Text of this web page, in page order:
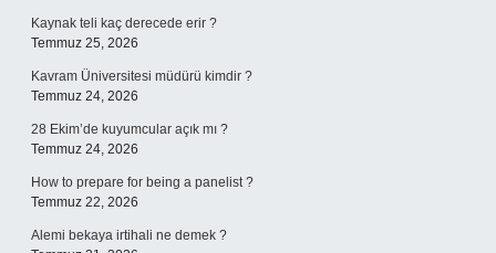
Kaynak teli kaç derecede erir ?
Temmuz 25, 2026
Kavram Üniversitesi müdürü kimdir ?
Temmuz 24, 2026
28 Ekim’de kuyumcular açık mı ?
Temmuz 24, 2026
How to prepare for being a panelist ?
Temmuz 22, 2026
Alemi bekaya irtihali ne demek ?